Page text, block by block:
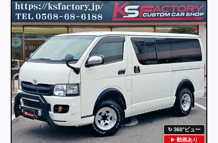
360°ビュー
動画あり